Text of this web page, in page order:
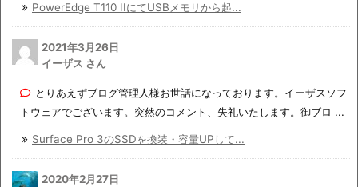
PowerEdge T110 IIにてUSBメモリから起...
2021年3月26日
イーザス さん
とりあえずブログ管理人様お世話になっております。イーザスソフ
トウェアでございます。突然のコメント、失礼いたします。御ブロ ...
Surface Pro 3のSSDを換装・容量UPして...
2020年2月27日